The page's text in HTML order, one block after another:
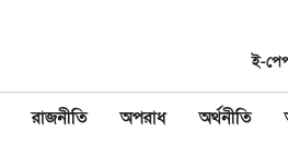
ই-
রাজনীতি অপরাধ অর্থনীতি